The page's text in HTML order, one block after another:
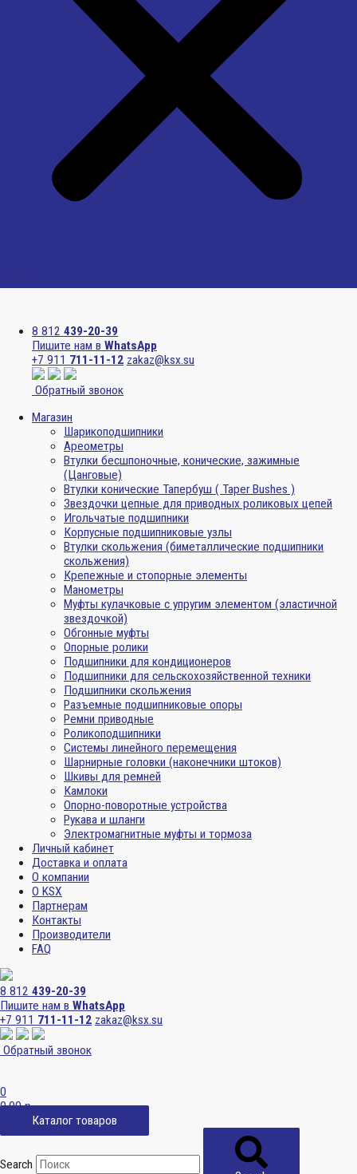
8 812 439-20-39
Пишите нам в WhatsApp
+7 911 711-11-12 zakaz@ksx.su
Обратный звонок
Магазин
Шарикоподшипники
Ареометры
Втулки бесшпоночные, конические, зажимные
(Цанговые)
Втулки конические Тапербуш ( Taper Bushes )
Звездочки цепные для приводных роликовых цепей
Игольчатые подшипники
Корпусные подшипниковые узлы
Втулки скольжения (биметаллические подшипники
скольжения)
Крепежные и стопорные элементы
Манометры
Муфты кулачковые с упругим элементом (эластичной
звездочкой)
Обгонные муфты
Опорные ролики
Подшипники для кондиционеров
Подшипники для сельскохозяйственной техники
Подшипники скольжения
Разъемные подшипниковые опоры
Ремни приводные
Роликоподшипники
Системы линейного перемещения
Шарнирные головки (наконечники штоков)
Шкивы для ремней
Камлоки
Опорно-поворотные устройства
Рукава и шланги
Электромагнитные муфты и тормоза
Личный кабинет
Доставка и оплата
О компании
О KSX
Партнерам
Контакты
Производители
FAQ
8 812 439-20-39
Пишите нам в WhatsApp
+7 911 711-11-12 zakaz@ksx.su
Обратный звонок
0
0,00р.
Каталог товаров
Search